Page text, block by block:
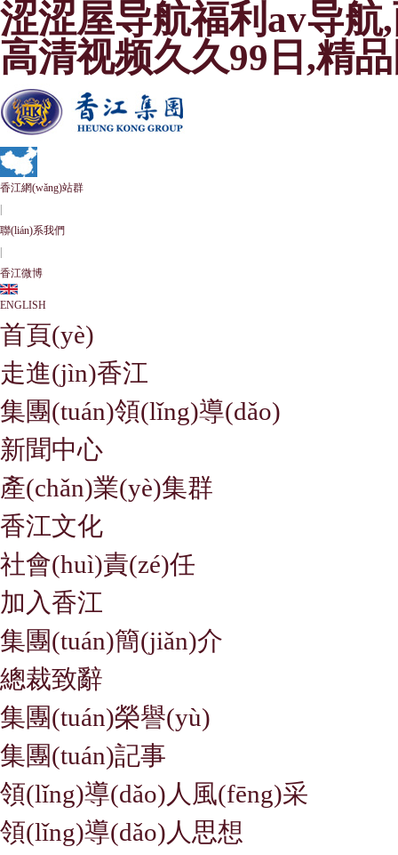
涩涩屋导航福利av导
高清视频久久99日,精
香江網(wǎng)站群
聯(lián)系我們
香江微博
ENGLISH
首頁(yè)
走進(jìn)香江
集團(tuán)領(lǐng)導(dǎo)
新聞中心
產(chǎn)業(yè)集群
香江文化
社會(huì)責(zé)任
加入香江
集團(tuán)簡(jiǎn)介
總裁致辭
集團(tuán)榮譽(yù)
集團(tuán)記事
領(lǐng)導(dǎo)人風(fēng)采
領(lǐng)導(dǎo)人思想